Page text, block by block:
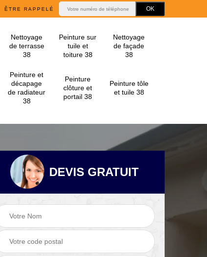
ÊTRE RAPPELÉ
Nettoyage
de terrasse
38
Peinture sur
tuile et
toiture 38
Nettoyage
de façade
38
Peinture et
décapage
de radiateur
38
Peinture
clôture et
portail 38
Peinture tôle
et tuile 38
Démoussage de
toiture 38
Nettoyage de
terrasse 38
DEVIS GRATUIT